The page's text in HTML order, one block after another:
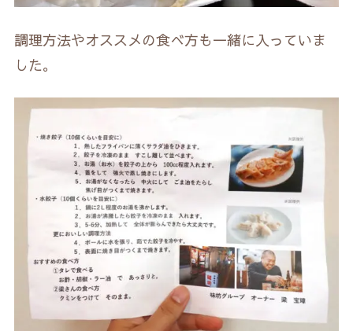
調理方法やオススメの食べ方も一緒に入っていま
した。